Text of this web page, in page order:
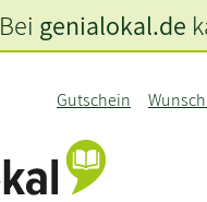
Gutschein
Bei genialokal.de